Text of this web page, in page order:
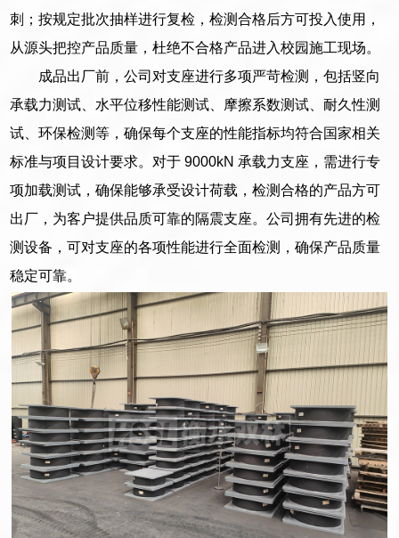
刺；按规定批次抽样进行复检，检测合格后方可投入使用，
从源头把控产品质量，杜绝不合格产品进入校园施工现场。
成品出厂前，公司对支座进行多项严苛检测，包括竖向
承载力测试、水平位移性能测试、摩擦系数测试、耐久性测
试、环保检测等，确保每个支座的性能指标均符合国家相关
标准与项目设计要求。对于 9000kN 承载力支座，需进行专
项加载测试，确保能够承受设计荷载，检测合格的产品方可
出厂，为客户提供品质可靠的隔震支座。公司拥有先进的检
测设备，可对支座的各项性能进行全面检测，确保产品质量
稳定可靠。